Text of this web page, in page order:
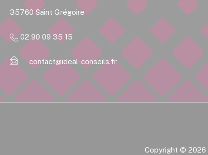
35760 Saint Grégoire
02 90 09 35 15
contact@ideal-conseils.fr
Copyright © 2026